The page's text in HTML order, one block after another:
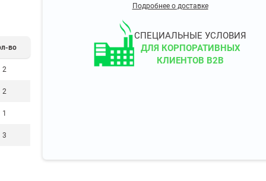
5000 кг)
10000 кг)
(ВОДЫ)
во
2
2
1
3
Подробнее о доставке
СПЕЦИАЛЬНЫЕ УСЛОВИЯ
ДЛЯ КОРПОРАТИВНЫХ
КЛИЕНТОВ B2B